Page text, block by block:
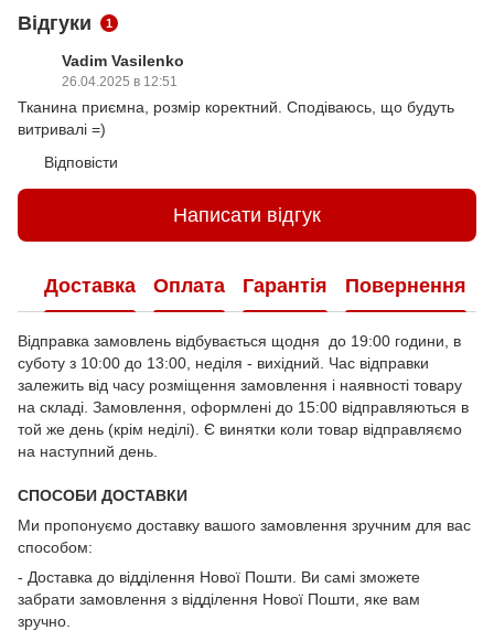
Відгуки 1
Vadim Vasilenko
26.04.2025 в 12:51
Тканина приємна, розмір коректний. Сподіваюсь, що будуть
витривалі =)
Відповісти
Написати відгук
Доставка Оплата Гарантія Повернення
Відправка замовлень відбувається щодня до 19:00 години, в
суботу з 10:00 до 13:00, неділя - вихідний. Час відправки
залежить від часу розміщення замовлення і наявності товару
на складі. Замовлення, оформлені до 15:00 відправляються в
той же день (крім неділі). Є винятки коли товар відправляємо
на наступний день.
СПОСОБИ ДОСТАВКИ
Ми пропонуємо доставку вашого замовлення зручним для вас
способом:
- Доставка до відділення Нової Пошти. Ви самі зможете
забрати замовлення з відділення Нової Пошти, яке вам
зручно.